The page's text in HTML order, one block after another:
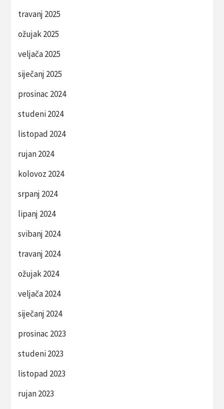
travanj 2025
ožujak 2025
veljača 2025
siječanj 2025
prosinac 2024
studeni 2024
listopad 2024
rujan 2024
kolovoz 2024
srpanj 2024
lipanj 2024
svibanj 2024
travanj 2024
ožujak 2024
veljača 2024
siječanj 2024
prosinac 2023
studeni 2023
listopad 2023
rujan 2023